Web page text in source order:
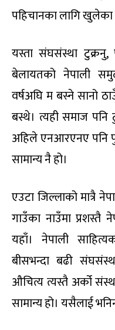
पहिचानका लागि
यस्ता संघसंस्था
बेलायतको नेपाली
वर्षअघि म बस्ने सानो
बस्थे। त्यही समाज पनि
अहिले एनआरएनए पनि
सामान्य नै हो।
एउटा जिल्लाको मात्रै
गाउँका नाउँमा
यहाँ। नेपाली
बीसभन्दा बढी
औचित्य त्यस्तै अर्को
सामान्य हो। यसैलाई